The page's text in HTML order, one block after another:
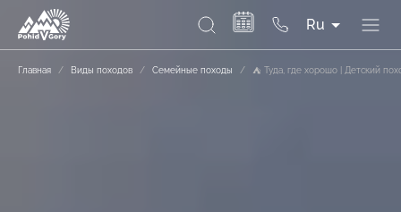
Ru
Главная / Виды походов / Семейные походы / ⛺ Туда, где хорошо | Детский